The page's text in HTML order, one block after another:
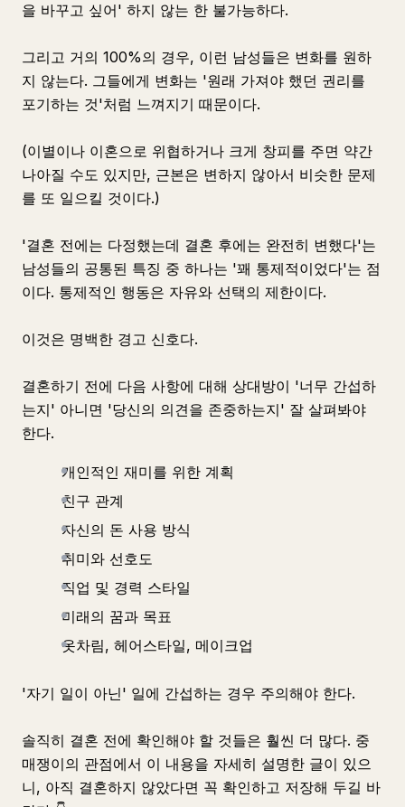
을 바꾸고 싶어' 하지 않는 한 불가능하다.
그리고 거의 100%의 경우, 이런 남성들은 변화를 원하
지 않는다. 그들에게 변화는 '원래 가져야 했던 권리를
포기하는 것'처럼 느껴지기 때문이다.
(이별이나 이혼으로 위협하거나 크게 창피를 주면 약간
나아질 수도 있지만, 근본은 변하지 않아서 비슷한 문제
를 또 일으킬 것이다.)
'결혼 전에는 다정했는데 결혼 후에는 완전히 변했다'는
남성들의 공통된 특징 중 하나는 '꽤 통제적이었다'는 점
이다. 통제적인 행동은 자유와 선택의 제한이다.
이것은 명백한 경고 신호다.
결혼하기 전에 다음 사항에 대해 상대방이 '너무 간섭하
는지' 아니면 '당신의 의견을 존중하는지' 잘 살펴봐야
한다.
개인적인 재미를 위한 계획
친구 관계
자신의 돈 사용 방식
취미와 선호도
직업 및 경력 스타일
미래의 꿈과 목표
옷차림, 헤어스타일, 메이크업
'자기 일이 아닌' 일에 간섭하는 경우 주의해야 한다.
솔직히 결혼 전에 확인해야 할 것들은 훨씬 더 많다. 중
매쟁이의 관점에서 이 내용을 자세히 설명한 글이 있으
니, 아직 결혼하지 않았다면 꼭 확인하고 저장해 두길 바